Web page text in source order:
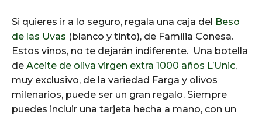
Si quieres ir a lo seguro, regala una caja del Beso
de las Uvas (blanco y tinto), de Familia Conesa.
Estos vinos, no te dejarán indiferente. Una botella
de Aceite de oliva virgen extra 1000 años L’Unic,
muy exclusivo, de la variedad Farga y olivos
milenarios, puede ser un gran regalo. Siempre
puedes incluir una tarjeta hecha a mano, con un